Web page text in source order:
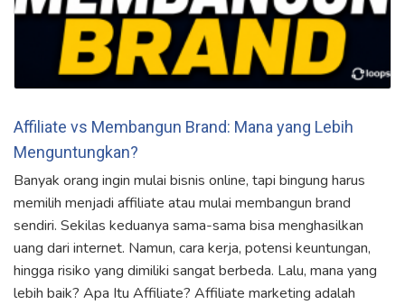
Affiliate vs Membangun Brand: Mana yang Lebih
Menguntungkan?
Banyak orang ingin mulai bisnis online, tapi bingung harus
memilih menjadi affiliate atau mulai membangun brand
sendiri. Sekilas keduanya sama-sama bisa menghasilkan
uang dari internet. Namun, cara kerja, potensi keuntungan,
hingga risiko yang dimiliki sangat berbeda. Lalu, mana yang
lebih baik? Apa Itu Affiliate? Affiliate marketing adalah